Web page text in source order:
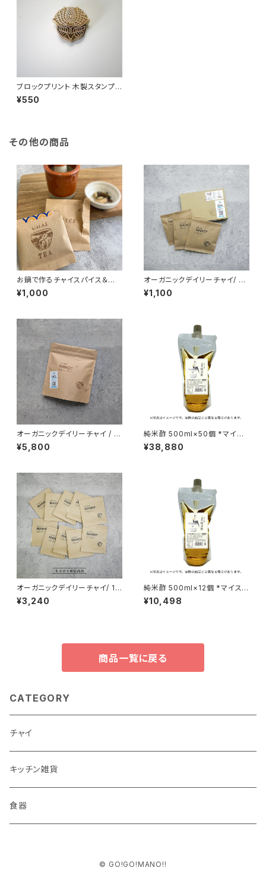
ブロックプリント 木製スタンプ
蓮 / インド伝統 手彫り
¥550
その他の商品
お鍋で作るチャイスパイス＆茶
葉セット / 3個入り
¥1,000
オーガニックデイリーチャイ/ 3
個入
¥1,100
オーガニックデイリーチャイ / 2
0個入り/ 大容量パック
¥5,800
純米酢 500ml×50個 *マイス
ター会員限定商品
¥38,880
オーガニックデイリーチャイ/ 10
個入
¥3,240
純米酢 500ml×12個 *マイスタ
ー会員限定商品
¥10,498
商品一覧に戻る
CATEGORY
チャイ
キッチン雑貨
食器
© GO!GO!MANO!!